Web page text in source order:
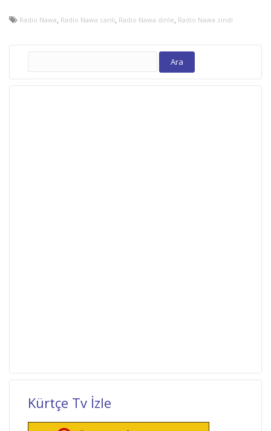
Radio Nawa, Radio Nawa canlı, Radio Nawa dinle, Radio Nawa zindi
Arama:
Kürtçe Tv İzle